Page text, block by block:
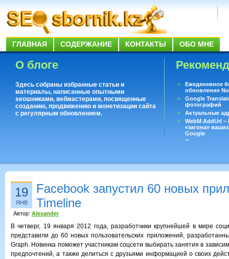
ГЛАВНАЯ СОДЕРЖАНИЕ КОНТАКТЫ ОБО МНЕ
О блоге
Здесь собраны избранные статьи и
материалы, написанные опытными
seoшниками, вебмастерами, посвященные
созданию, продвижению и монетизации сайта
с регулярным обновлением.
Ежеденевное
обновление
Google
фотографий
Актуальные
WebM AddUrl
«загона»
Google
Существует
19
ЯНВ
Facebook запустил 60 новых
Timeline
Автор: Alexander
В четверг, 19 января 2012 года, разработчики крупнейшей в мире
представили до 60 новых пользовательских приложений,
Graph. Новинка поможет участникам соцсети выбирать занятия в
предпочтений, а также делиться с друзьями информацией о своих